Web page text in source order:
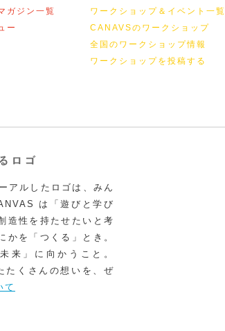
ガジン一覧
ー
ワークショップ＆イベント一覧
CANAVSのワークショップ
全国のワークショップ情報
ワークショップを投稿する
アルしたロゴは、みん
は「遊びと学び
造性を持たせたいと考
かを「つくる」とき。
来」に向かうこと。
たくさんの想いを、ぜ
て